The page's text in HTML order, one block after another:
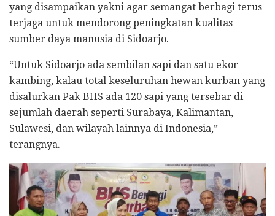
yang disampaikan yakni agar semangat berbagi terus
terjaga untuk mendorong peningkatan kualitas
sumber daya manusia di Sidoarjo.
“Untuk Sidoarjo ada sembilan sapi dan satu ekor
kambing, kalau total keseluruhan hewan kurban yang
disalurkan Pak BHS ada 120 sapi yang tersebar di
sejumlah daerah seperti Surabaya, Kalimantan,
Sulawesi, dan wilayah lainnya di Indonesia,”
terangnya.